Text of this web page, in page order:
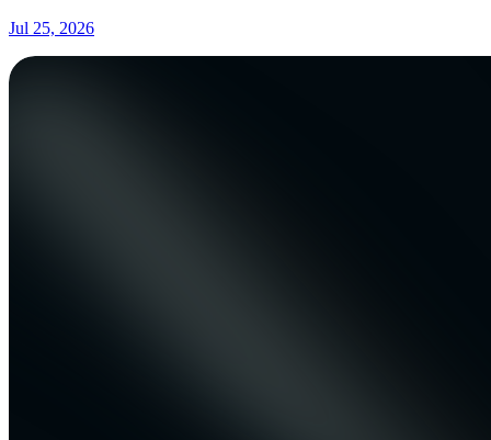
Jul 25, 2026